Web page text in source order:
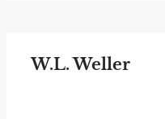
W.L. Weller